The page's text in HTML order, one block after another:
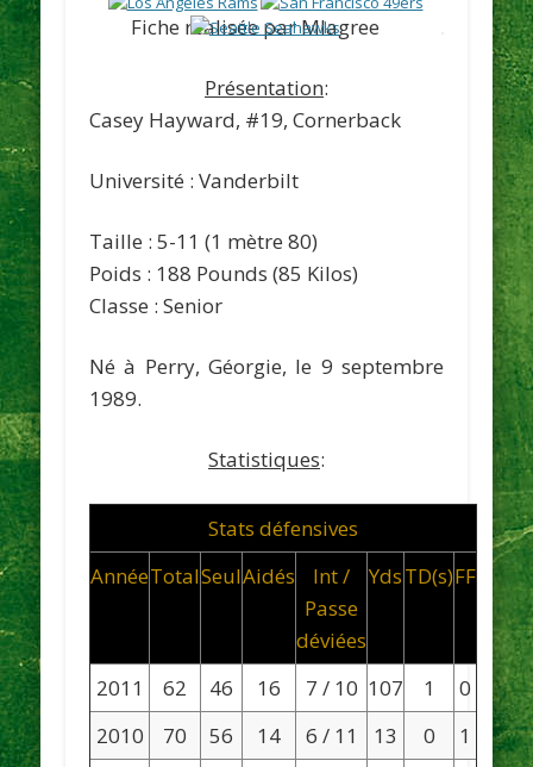
Fiche réalisée par Mlagree
Présentation:
Casey Hayward, #19, Cornerback
Université : Vanderbilt
Taille : 5-11 (1 mètre 80)
Poids : 188 Pounds (85 Kilos)
Classe : Senior
Né à Perry, Géorgie, le 9 septembre
1989.
Statistiques:
Stats défensives
AnnéeTotalSeulAidés
Int /
Passe
déviées
YdsTD(s)FF
2011 62 46 16 7 / 10 107 1
0
2010
70 56 14 6 / 11 13 0
1